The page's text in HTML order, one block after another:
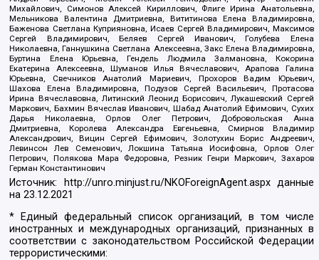
Михайлович, Симонов Алексей Кириллович, Флиге Ирина Анатольевна,
Мельникова Валентина Дмитриевна, Вититинова Елена Владимировна,
Баженова Светлана Куприяновна, Исаев Сергей Владимирович, Максимов
Сергей Владимирович, Беляев Сергей Иванович, Голубева Елена
Николаевна, Ганнушкина Светлана Алексеевна, Закс Елена Владимировна,
Буртина Елена Юрьевна, Гендель Людмила Залмановна, Кокорина
Екатерина Алексеевна, Шуманов Илья Вячеславович, Арапова Галина
Юрьевна, Свечников Анатолий Мариевич, Прохоров Вадим Юрьевич,
Шахова Елена Владимировна, Подузов Сергей Васильевич, Протасова
Ирина Вячеславовна, Литинский Леонид Борисович, Лукашевский Сергей
Маркович, Бахмин Вячеслав Иванович, Шабад Анатолий Ефимович, Сухих
Дарья Николаевна, Орлов Олег Петрович, Добровольская Анна
Дмитриевна, Королева Александра Евгеньевна, Смирнов Владимир
Александрович, Вицин Сергей Ефимович, Золотухин Борис Андреевич,
Левинсон Лев Семенович, Локшина Татьяна Иосифовна, Орлов Олег
Петрович, Полякова Мара Федоровна, Резник Генри Маркович, Захаров
Герман Константинович
Источник: http://unro.minjust.ru/NKOForeignAgent.aspxданные
на23.12.2021
* Единый федеральный список организаций, в том числе
иностранных и международных организаций, признанных в
соответствии с законодательством Российской Федерации
террористическими: